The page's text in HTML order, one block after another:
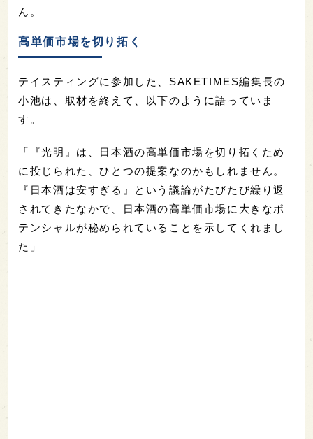
ん。
高単価市場を切り拓く
テイスティングに参加した、SAKETIMES編集長の
小池は、取材を終えて、以下のように語っていま
す。
「『光明』は、日本酒の高単価市場を切り拓くため
に投じられた、ひとつの提案なのかもしれません。
『日本酒は安すぎる』という議論がたびたび繰り返
されてきたなかで、日本酒の高単価市場に大きなポ
テンシャルが秘められていることを示してくれまし
た」